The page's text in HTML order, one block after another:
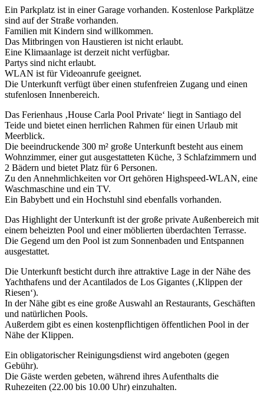
Ein Parkplatz ist in einer Garage vorhanden. Kostenlose Parkplätze
sind auf der Straße vorhanden.
Familien mit Kindern sind willkommen.
Das Mitbringen von Haustieren ist nicht erlaubt.
Eine Klimaanlage ist derzeit nicht verfügbar.
Partys sind nicht erlaubt.
WLAN ist für Videoanrufe geeignet.
Die Unterkunft verfügt über einen stufenfreien Zugang und einen
stufenlosen Innenbereich.
Das Ferienhaus ‚House Carla Pool Private‘ liegt in Santiago del
Teide und bietet einen herrlichen Rahmen für einen Urlaub mit
Meerblick.
Die beeindruckende 300 m² große Unterkunft besteht aus einem
Wohnzimmer, einer gut ausgestatteten Küche, 3 Schlafzimmern und
2 Bädern und bietet Platz für 6 Personen.
Zu den Annehmlichkeiten vor Ort gehören Highspeed-WLAN, eine
Waschmaschine und ein TV.
Ein Babybett und ein Hochstuhl sind ebenfalls vorhanden.
Das Highlight der Unterkunft ist der große private Außenbereich mit
einem beheizten Pool und einer möblierten überdachten Terrasse.
Die Gegend um den Pool ist zum Sonnenbaden und Entspannen
ausgestattet.
Die Unterkunft besticht durch ihre attraktive Lage in der Nähe des
Yachthafens und der Acantilados de Los Gigantes (‚Klippen der
Riesen‘).
In der Nähe gibt es eine große Auswahl an Restaurants, Geschäften
und natürlichen Pools.
Außerdem gibt es einen kostenpflichtigen öffentlichen Pool in der
Nähe der Klippen.
Ein obligatorischer Reinigungsdienst wird angeboten (gegen
Gebühr).
Die Gäste werden gebeten, während ihres Aufenthalts die
Ruhezeiten (22.00 bis 10.00 Uhr) einzuhalten.